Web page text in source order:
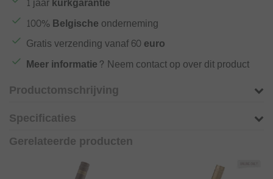
100%Belgische onderneming
Gratis verzending vanaf60 euro
Meer informatie? Neem contact op over dit product
Productomschrijving
Specificaties
Gerelateerde producten